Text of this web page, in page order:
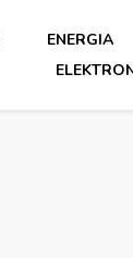
ENERGIA